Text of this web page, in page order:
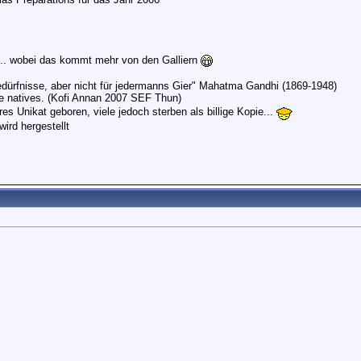
wobei das kommt mehr von den Galliern
aber nicht für jedermanns Gier" Mahatma Gandhi (1869-1948)
natives. (Kofi Annan 2007 SEF Thun)
Unikat geboren, viele jedoch sterben als billige Kopie...
hergestellt